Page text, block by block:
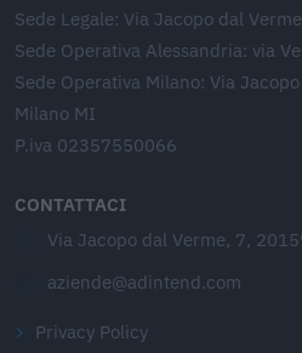
Sede Legale: Via Jacopo dal
Sede Operativa Alessandria: via
Sede Operativa Milano: Via
Milano MI
P.iva 02357550066
CONTATTACI
Via Jacopo dal Verme, 7,
aziende@adintend.com
Privacy Policy